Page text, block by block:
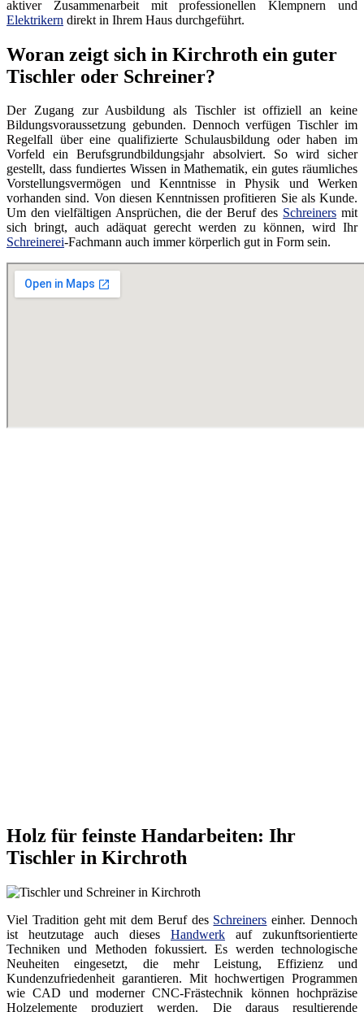
aktiver Zusammenarbeit mit professionellen Klempnern und
Elektrikern direkt in Ihrem Haus durchgeführt.
Woran zeigt sich in Kirchroth ein guter
Tischler oder Schreiner?
Der Zugang zur Ausbildung als Tischler ist offiziell an keine
Bildungsvoraussetzung gebunden. Dennoch verfügen Tischler im
Regelfall über eine qualifizierte Schulausbildung oder haben im
Vorfeld ein Berufsgrundbildungsjahr absolviert. So wird sicher
gestellt, dass fundiertes Wissen in Mathematik, ein gutes räumliches
Vorstellungsvermögen und Kenntnisse in Physik und Werken
vorhanden sind. Von diesen Kenntnissen profitieren Sie als Kunde.
Um den vielfältigen Ansprüchen, die der Beruf des Schreiners mit
sich bringt, auch adäquat gerecht werden zu können, wird Ihr
Schreinerei-Fachmann auch immer körperlich gut in Form sein.
Holz für feinste Handarbeiten: Ihr
Tischler in Kirchroth
Viel Tradition geht mit dem Beruf des Schreiners einher. Dennoch
ist heutzutage auch dieses Handwerk auf zukunftsorientierte
Techniken und Methoden fokussiert. Es werden technologische
Neuheiten eingesetzt, die mehr Leistung, Effizienz und
Kundenzufriedenheit garantieren. Mit hochwertigen Programmen
wie CAD und moderner CNC-Frästechnik können hochpräzise
Holzelemente produziert werden. Die daraus resultierende